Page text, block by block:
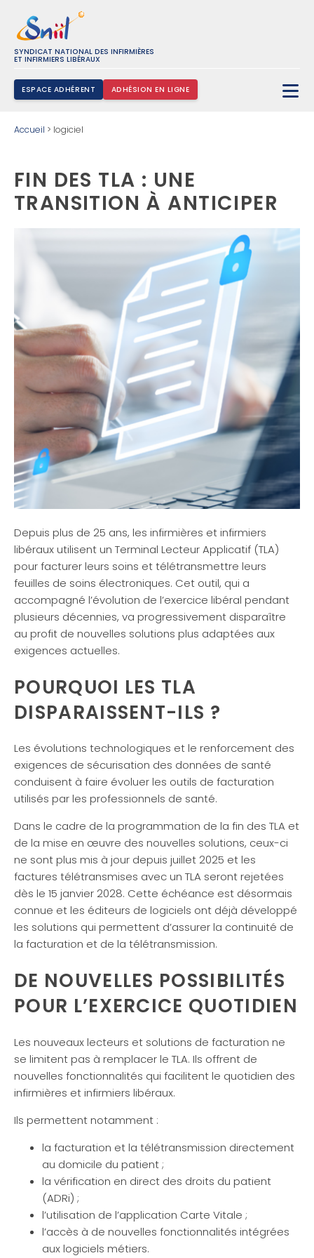
SYNDICAT NATIONAL DES INFIRMIÈRES
ET INFIRMIERS LIBÉRAUX
ESPACE ADHÉRENT ADHÉSION EN LIGNE
Accueil > logiciel
FIN DES TLA : UNE
TRANSITION À ANTICIPER
Depuis plus de 25 ans, les infirmières et infirmiers
libéraux utilisent un Terminal Lecteur Applicatif (TLA)
pour facturer leurs soins et télétransmettre leurs
feuilles de soins électroniques. Cet outil, qui a
accompagné l’évolution de l’exercice libéral pendant
plusieurs décennies, va progressivement disparaître
au profit de nouvelles solutions plus adaptées aux
exigences actuelles.
POURQUOI LES TLA
DISPARAISSENT-ILS ?
Les évolutions technologiques et le renforcement des
exigences de sécurisation des données de santé
conduisent à faire évoluer les outils de facturation
utilisés par les professionnels de santé.
Dans le cadre de la programmation de la fin des TLA et
de la mise en œuvre des nouvelles solutions, ceux-ci
ne sont plus mis à jour depuis juillet 2025 et les
factures télétransmises avec un TLA seront rejetées
dès le 15 janvier 2028. Cette échéance est désormais
connue et les éditeurs de logiciels ont déjà développé
les solutions qui permettent d’assurer la continuité de
la facturation et de la télétransmission.
DE NOUVELLES POSSIBILITÉS
POUR L’EXERCICE QUOTIDIEN
Les nouveaux lecteurs et solutions de facturation ne
se limitent pas à remplacer le TLA. Ils offrent de
nouvelles fonctionnalités qui facilitent le quotidien des
infirmières et infirmiers libéraux.
Ils permettent notamment :
la facturation et la télétransmission directement
au domicile du patient ;
la vérification en direct des droits du patient
(ADRi) ;
l’utilisation de l’application Carte Vitale ;
l’accès à de nouvelles fonctionnalités intégrées
aux logiciels métiers.